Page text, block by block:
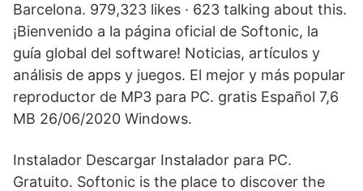
Barcelona. 979,323 likes · 623 talking about this.
¡Bienvenido a la página oficial de Softonic, la
guía global del software! Noticias, artículos y
análisis de apps y juegos. El mejor y más popular
reproductor de MP3 para PC. gratis Español 7,6
MB 26/06/2020 Windows.
Instalador Descargar Instalador para PC.
Gratuito. Softonic is the place to discover the